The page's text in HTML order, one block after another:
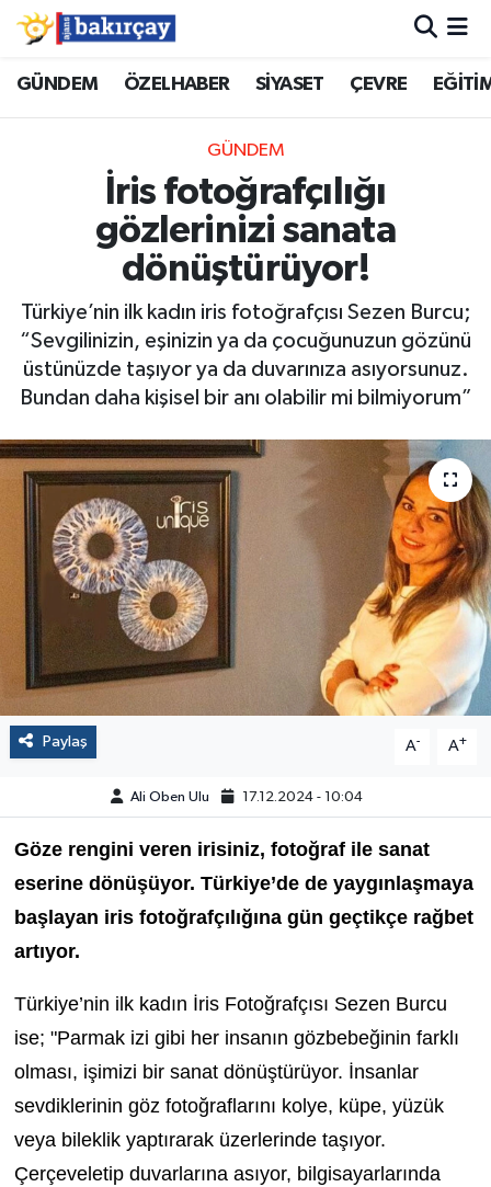
GÜNDEM ÖZELHABER SİYASET ÇEVRE
GÜNDEM
İris fotoğrafçılığı
gözlerinizi sanata
dönüştürüyor!
Türkiye’nin ilk kadın iris fotoğrafçısı Sezen Burcu;
“Sevgilinizin, eşinizin ya da çocuğunuzun gözünü
üstünüzde taşıyor ya da duvarınıza asıyorsunuz.
Bundan daha kişisel bir anı olabilir mi bilmiyorum”
Paylaş A- A+
Ali Oben Ulu 17.12.2024 - 10:04
Göze rengini veren irisiniz, fotoğraf ile sanat
eserine dönüşüyor. Türkiye’de de yaygınlaşmaya
başlayan iris fotoğrafçılığına gün geçtikçe rağbet
artıyor.
Türkiye’nin ilk kadın İris Fotoğrafçısı Sezen Burcu
ise; "Parmak izi gibi her insanın gözbebeğinin farklı
olması, işimizi bir sanat dönüştürüyor. İnsanlar
sevdiklerinin göz fotoğraflarını kolye, küpe, yüzük
veya bileklik yaptırarak üzerlerinde taşıyor.
Çerçeveletip duvarlarına asıyor, bilgisayarlarında
İzmir Nöbetçi Eczaneler
İzmir Hava Durumu
İzmir Namaz Vakitleri
İzmir Trafik Yoğunluk Haritası
Süper Lig Puan Durumu ve Fikstür
Tüm Manşetler
Haber Arşivi